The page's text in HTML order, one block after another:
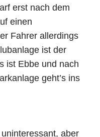
erst nach dem
einen
Fahrer allerdings
ist der
ist Ebbe und nach
geht’s ins
aber